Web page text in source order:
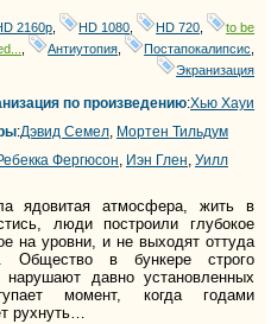
2160р HD 1080 HD 720
to be
Антиутопия Постапокалипсис
Экранизация
по произведению:Хью Хауи
:Дэвид Семел, Мортен Тильдум
Фергюсон, Иэн Глен, Уилл
ядовитая атмосфера, жить в
люди построили глубокое
на уровни, и не выходят оттуда
Общество в бункере строго
давно установленных
момент, когда годами
рухнуть…